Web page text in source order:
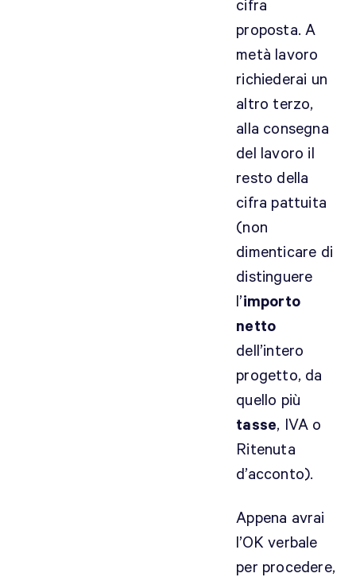
cifra
proposta. A
metà lavoro
richiederai un
altro terzo,
alla consegna
del lavoro il
resto della
cifra pattuita
(non
dimenticare di
distinguere
l’importo
netto
dell’intero
progetto, da
quello più
tasse, IVA o
Ritenuta
d’acconto).
Appena avrai
l’OK verbale
per procedere,